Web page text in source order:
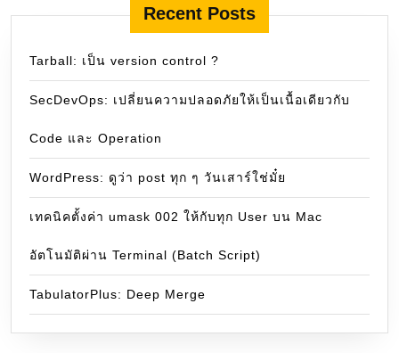
Recent Posts
Tarball: เป็น version control ?
SecDevOps: เปลี่ยนความปลอดภัยให้เป็นเนื้อเดียวกับ
Code และ Operation
WordPress: ดูว่า post ทุก ๆ วันเสาร์ใช่มั๋ย
เทคนิคตั้งค่า umask 002 ให้กับทุก User บน Mac
อัตโนมัติผ่าน Terminal (Batch Script)
TabulatorPlus: Deep Merge